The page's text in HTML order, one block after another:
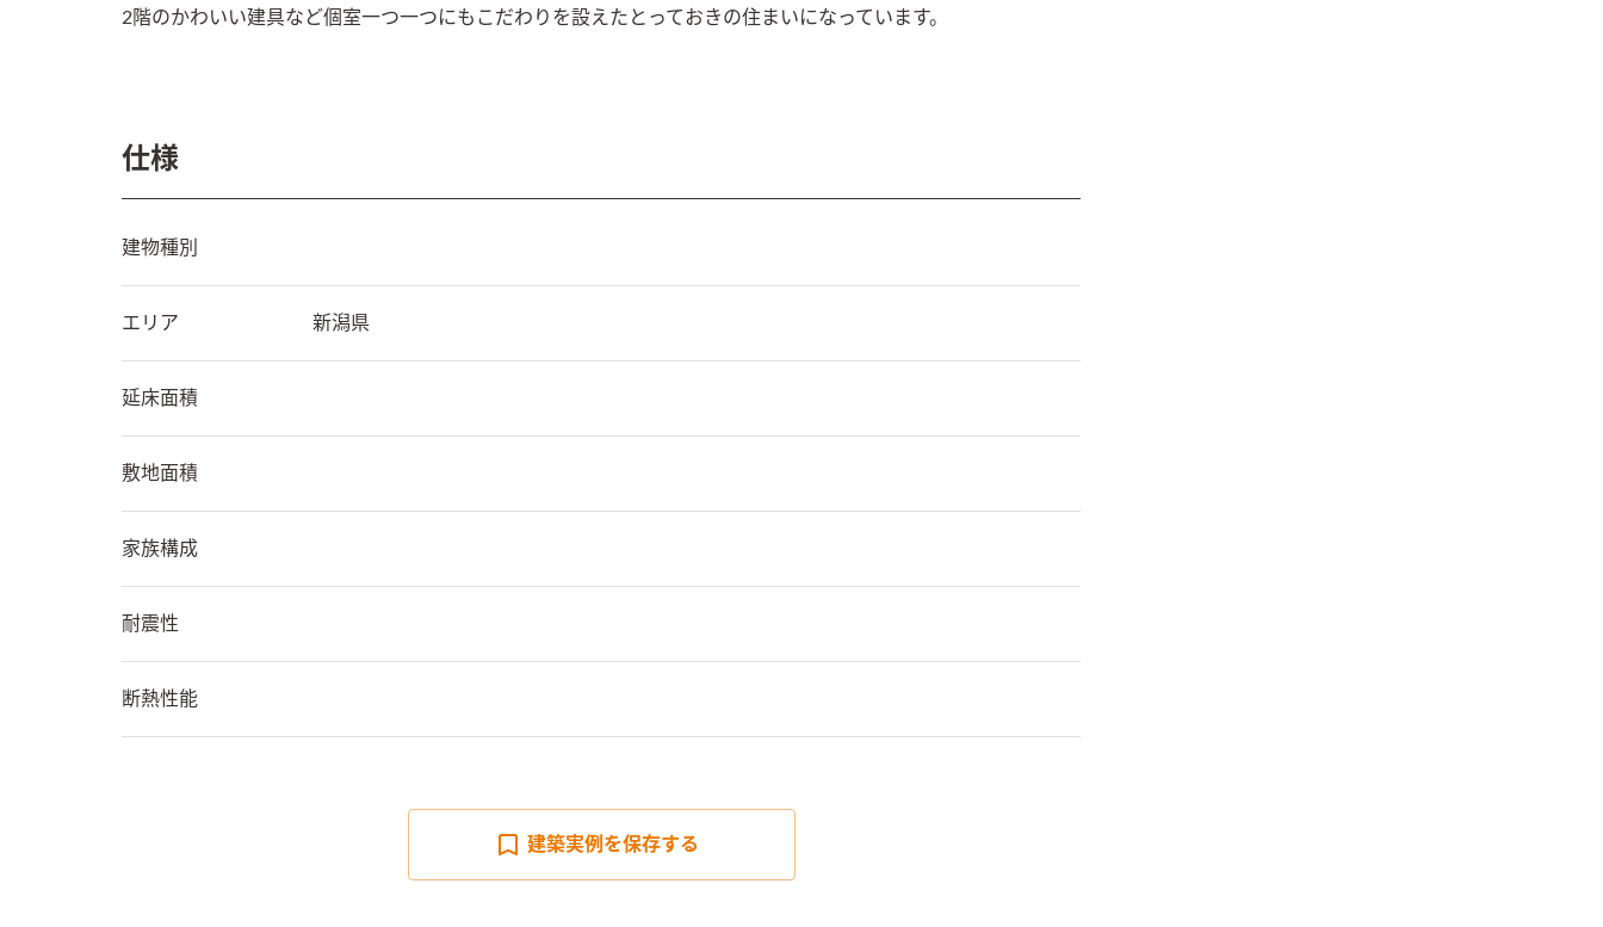
2階のかわいい建具など個室一つ一つにもこだわりを設えたとっておきの住まいになっています。
仕様
建物種別
エリア 新潟県
延床面積
敷地面積
家族構成
耐震性
断熱性能
建築実例を保存する